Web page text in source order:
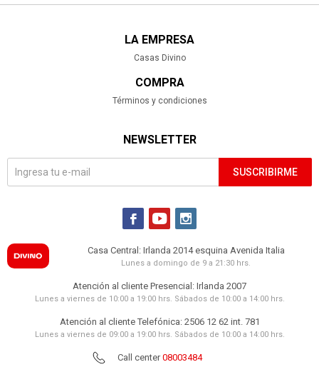
LA EMPRESA
Casas Divino
COMPRA
Términos y condiciones
NEWSLETTER
SUSCRIBIRME
  
Casa Central: Irlanda 2014 esquina Avenida Italia
Lunes a domingo de 9 a 21:30 hrs.
Atención al cliente Presencial: Irlanda 2007
Lunes a viernes de 10:00 a 19:00 hrs. Sábados de 10:00 a 14:00 hrs.
Atención al cliente Telefónica: 2506 12 62 int. 781
Lunes a viernes de 09:00 a 19:00 hrs. Sábados de 10:00 a 14:00 hrs.
Call center08003484